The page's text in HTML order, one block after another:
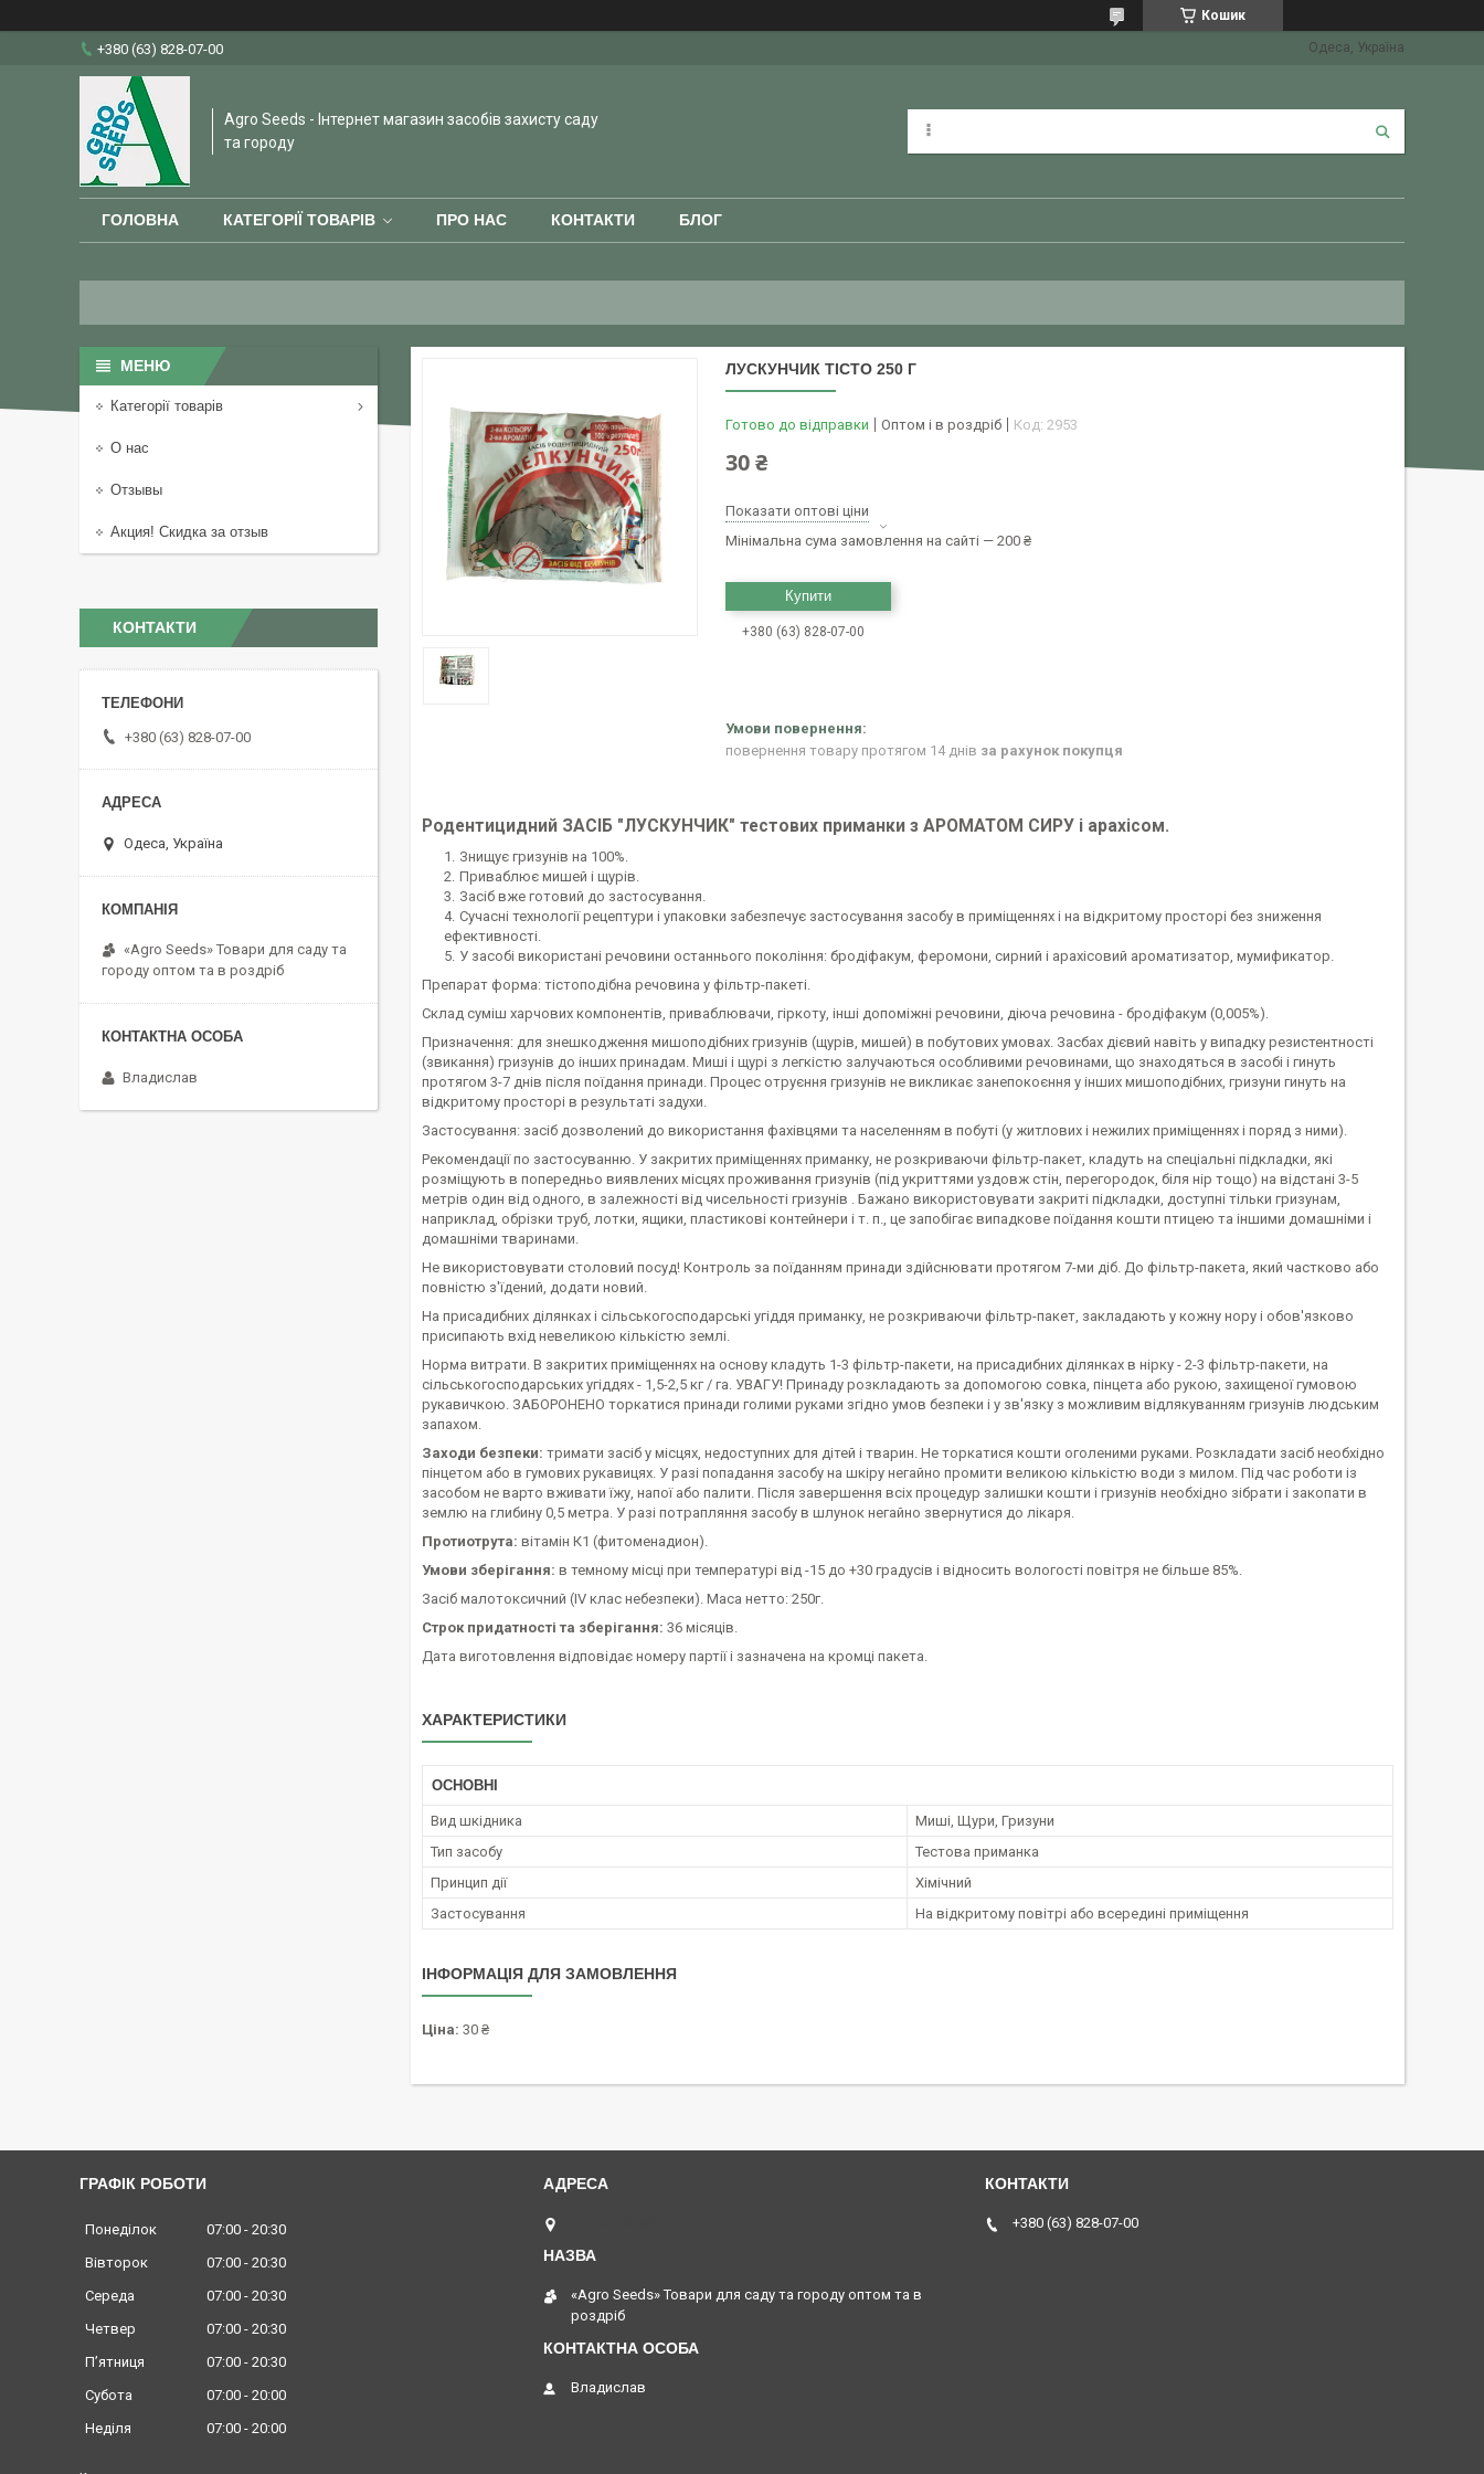
Кошик
+380 (63) 828-07-00 Одеса, Україна
Agro Seeds - Інтернет магазин засобів захисту саду
та городу
ГОЛОВНА КАТЕГОРІЇ ТОВАРІВ ПРО НАС КОНТАКТИ БЛОГ
ЛУСКУНЧИК ТІСТО 250 Г
Готово до відправки Оптом і в роздріб Код: 2953
30 ₴
Показати оптові ціни
Мінімальна сума замовлення на сайті — 200 ₴
Купити
+380 (63) 828-07-00
повернення товару протягом 14 днів за рахунок покупця
Родентицидний ЗАСІБ "ЛУСКУНЧИК" тестових приманки з АРОМАТОМ СИРУ і арахісом.
Знищує гризунів на 100%.
Приваблює мишей і щурів.
Засіб вже готовий до застосування.
Сучасні технології рецептури і упаковки забезпечує застосування засобу в приміщеннях і на відкритому просторі без зниження
ефективності.
У засобі використані речовини останнього покоління: бродіфакум, феромони, сирний і арахісовий ароматизатор, мумификатор.
Препарат форма: тістоподібна речовина у фільтр-пакеті.
Склад суміш харчових компонентів, приваблювачи, гіркоту, інші допоміжні речовини, діюча речовина - бродіфакум (0,005%).
Призначення: для знешкодження мишоподібних гризунів (щурів, мишей) в побутових умовах. Засбах дієвий навіть у випадку резистентності
(звикання) гризунів до інших принадам. Миші і щурі з легкістю залучаються особливими речовинами, що знаходяться в засобі і гинуть
протягом 3-7 днів після поїдання принади. Процес отруєння гризунів не викликає занепокоєння у інших мишоподібних, гризуни гинуть на
відкритому просторі в результаті задухи.
Застосування: засіб дозволений до використання фахівцями та населенням в побуті (у житлових і нежилих приміщеннях і поряд з ними).
Рекомендації по застосуванню. У закритих приміщеннях приманку, не розкриваючи фільтр-пакет, кладуть на спеціальні підкладки, які
розміщують в попередньо виявлених місцях проживання гризунів (під укриттями уздовж стін, перегородок, біля нір тощо) на відстані 3-5
метрів один від одного, в залежності від чисельності гризунів . Бажано використовувати закриті підкладки, доступні тільки гризунам,
наприклад, обрізки труб, лотки, ящики, пластикові контейнери і т. п., це запобігає випадкове поїдання кошти птицею та іншими домашніми і
домашніми тваринами.
Не використовувати столовий посуд! Контроль за поїданням принади здійснювати протягом 7-ми діб. До фільтр-пакета, який частково або
повністю з'їдений, додати новий.
На присадибних ділянках і сільськогосподарські угіддя приманку, не розкриваючи фільтр-пакет, закладають у кожну нору і обов'язково
присипають вхід невеликою кількістю землі.
Норма витрати. В закритих приміщеннях на основу кладуть 1-3 фільтр-пакети, на присадибних ділянках в нірку - 2-3 фільтр-пакети, на
сільськогосподарських угіддях - 1,5-2,5 кг / га. УВАГУ! Принаду розкладають за допомогою совка, пінцета або рукою, захищеної гумовою
рукавичкою. ЗАБОРОНЕНО торкатися принади голими руками згідно умов безпеки і у зв'язку з можливим відлякуванням гризунів людським
запахом.
Заходи безпеки: тримати засіб у місцях, недоступних для дітей і тварин. Не торкатися кошти оголеними руками. Розкладати засіб необхідно
пінцетом або в гумових рукавицях. У разі попадання засобу на шкіру негайно промити великою кількістю води з милом. Під час роботи із
засобом не варто вживати їжу, напої або палити. Після завершення всіх процедур залишки кошти і гризунів необхідно зібрати і закопати в
землю на глибину 0,5 метра. У разі потрапляння засобу в шлунок негайно звернутися до лікаря.
Протиотрута: вітамін К1 (фитоменадион).
Умови зберігання: в темному місці при температурі від -15 до +30 градусів і відносить вологості повітря не більше 85%.
Засіб малотоксичний (IV клас небезпеки). Маса нетто: 250г.
Строк придатності та зберігання: 36 місяців.
Дата виготовлення відповідає номеру партії і зазначена на кромці пакета.
ХАРАКТЕРИСТИКИ
ОСНОВНІ
Вид шкідника
Миші, Щури, Гризуни
Тип засобу
Тестова приманка
Принцип дії
Хімічний
Застосування
На відкритому повітрі або всередині приміщення
ІНФОРМАЦІЯ ДЛЯ ЗАМОВЛЕННЯ
Ціна: 30 ₴
Категорії товарів
О нас
Отзывы
Акция! Скидка за отзыв
КОНТАКТИ
+380 (63) 828-07-00
Одеса, Україна
«Agro Seeds» Товари для саду та
городу оптом та в роздріб
Владислав
ГРАФІК РОБОТИ
Понеділок 07:00
20:30
Вівторок
07:00
20:30
Середа
07:00
20:30
Четвер
07:00
20:30
Пʼятниця
07:00
20:30
Субота
07:00
20:00
Неділя
07:00 20:00
«Agro Seeds» Товари для саду та городу оптом та в
роздріб
Владислав
+380 (63) 828-07-00